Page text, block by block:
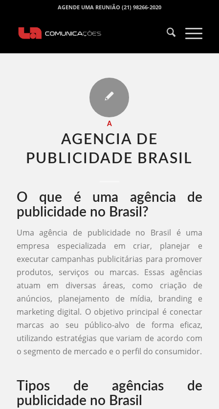
AGENDE UMA REUNIÃO (21) 98266-2020
A
AGENCIA DE
PUBLICIDADE BRASIL​
O que é uma agência de
publicidade no Brasil?
Uma agência de publicidade no Brasil é uma
empresa especializada em criar, planejar e
executar campanhas publicitárias para promover
produtos, serviços ou marcas. Essas agências
atuam em diversas áreas, como criação de
anúncios, planejamento de mídia, branding e
marketing digital. O objetivo principal é conectar
marcas ao seu público-alvo de forma eficaz,
utilizando estratégias que variam de acordo com
o segmento de mercado e o perfil do consumidor.
Tipos de agências de
publicidade no Brasil